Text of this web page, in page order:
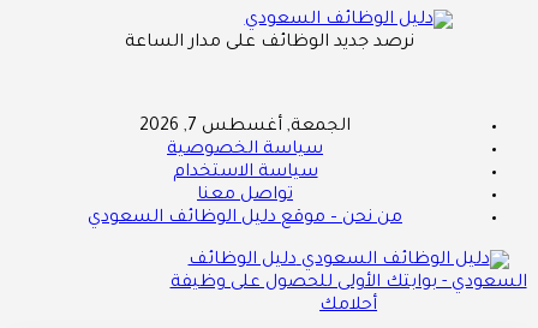
نرصد جديد الوظائف على مدار الساعة
الجمعة, أغسطس 7, 2026
سياسة الخصوصية
سياسة الاستخدام
تواصل معنا
من نحن – موقع دليل الوظائف السعودي
دليل الوظائف
السعودي - بوابتك الأولى للحصول على وظيفة
أحلامك